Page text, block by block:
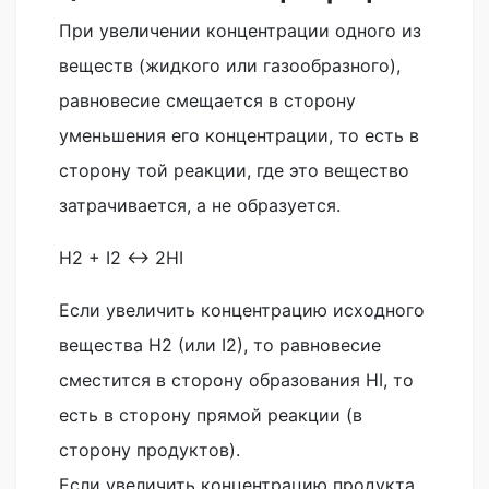
При увеличении концентрации одного из
веществ (жидкого или газообразного),
равновесие смещается в сторону
уменьшения его концентрации, то есть в
сторону той реакции, где это вещество
затрачивается, а не образуется.
H2 + I2 ↔ 2HI
Если увеличить концентрацию исходного
вещества H2 (или I2), то равновесие
сместится в сторону образования HI, то
есть в сторону прямой реакции (в
сторону продуктов).